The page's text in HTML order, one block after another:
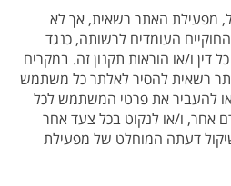
מפעילת האתר רשאית, אך לא
העומדים לרשותה, כנגד
דין ו/או הוראות תקנון זה. במקרים
רשאית להסיר לאלתר כל משתמש
או להעביר את פרטי המשתמש לכל
אחר, ו/או לנקוט בכל צעד אחר
דעתה המוחלט של מפעילת